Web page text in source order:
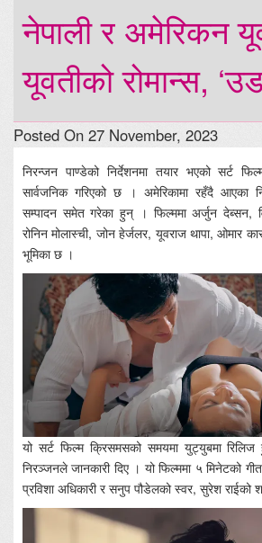
नेपाली र अमेरिकन
यूवतीको रोमान्स,
Posted On 27 November, 2023
निरन्जन पाण्डेको निर्देशनमा तयार भएको सर्ट
सार्वजनिक गरिएको छ । अमेरिकामा रहँदै आएका
सम्पादन समेत गरेका हुन् । फिल्ममा अर्जुन देब्सन,
रोनिन मोलास्ची, जोन हेर्जलर, यूवराज थापा, ओमार
भूमिका छ ।
यो सर्ट फिल्म क्रिसमसको समयमा युट्युबमा
निरञ्जनले जानकारी दिए । यो फिल्ममा ५ मिनेटको
प्रविशा अधिकारी र सनुप पौडेलको स्वर, सुरेश राईको